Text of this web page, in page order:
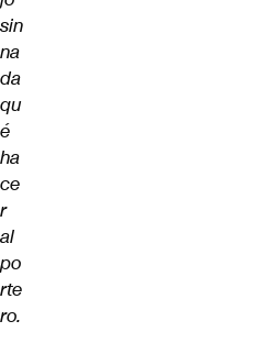
sin
na
da
qu
é
ha
ce
r
al
po
rte
ro.